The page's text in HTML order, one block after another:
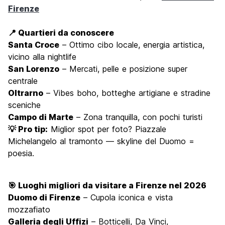
Firenze
📍 Quartieri da conoscere
Santa Croce – Ottimo cibo locale, energia artistica,
vicino alla nightlife
San Lorenzo – Mercati, pelle e posizione super
centrale
Oltrarno – Vibes boho, botteghe artigiane e stradine
sceniche
Campo di Marte – Zona tranquilla, con pochi turisti
💡 Pro tip: Miglior spot per foto? Piazzale
Michelangelo al tramonto — skyline del Duomo =
poesia.
🎯 Luoghi migliori da visitare a Firenze nel 2026
Duomo di Firenze – Cupola iconica e vista
mozzafiato
Galleria degli Uffizi – Botticelli, Da Vinci,